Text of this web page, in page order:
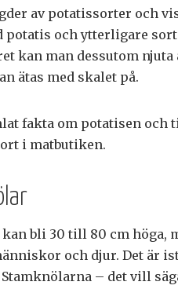
av potatissorter och
och ytterligare
kan man dessutom
ätas med skalet på.
fakta om potatisen och
i matbutiken.
bli 30 till 80 cm höga,
och djur. Det är
Stamknölarna – det vill